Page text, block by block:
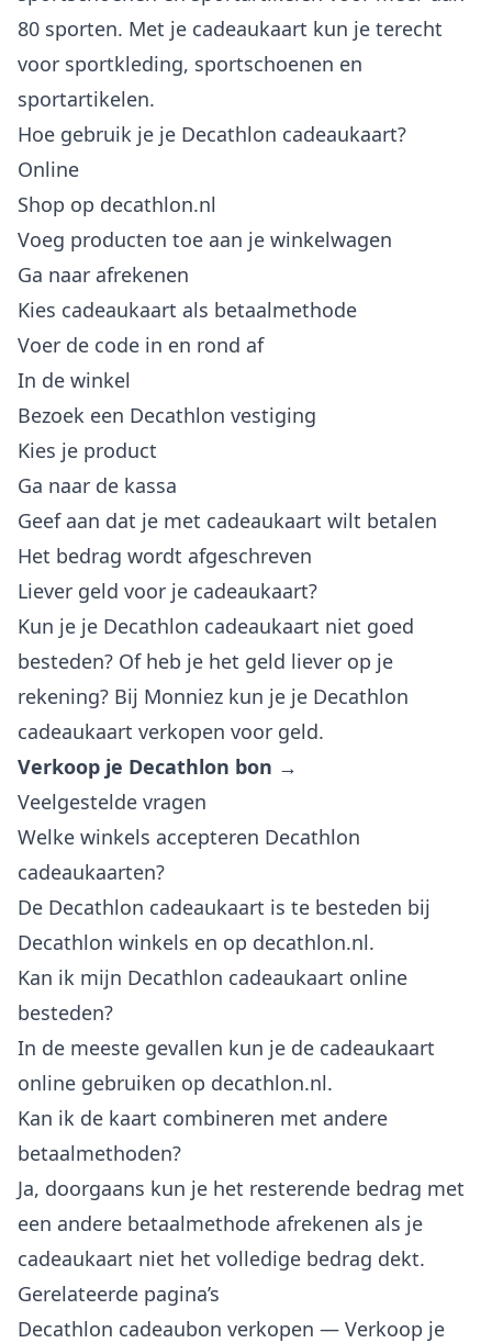
80 sporten. Met je cadeaukaart kun je terecht
voor sportkleding, sportschoenen en
sportartikelen.
Hoe gebruik je je Decathlon cadeaukaart?
Online
Shop op decathlon.nl
Voeg producten toe aan je winkelwagen
Ga naar afrekenen
Kies cadeaukaart als betaalmethode
Voer de code in en rond af
In de winkel
Bezoek een Decathlon vestiging
Kies je product
Ga naar de kassa
Geef aan dat je met cadeaukaart wilt betalen
Het bedrag wordt afgeschreven
Liever geld voor je cadeaukaart?
Kun je je Decathlon cadeaukaart niet goed
besteden? Of heb je het geld liever op je
rekening? Bij Monniez kun je je Decathlon
cadeaukaart verkopen voor geld.
Verkoop je Decathlon bon →
Veelgestelde vragen
Welke winkels accepteren Decathlon
cadeaukaarten?
De Decathlon cadeaukaart is te besteden bij
Decathlon winkels en op decathlon.nl.
Kan ik mijn Decathlon cadeaukaart online
besteden?
In de meeste gevallen kun je de cadeaukaart
online gebruiken op decathlon.nl.
Kan ik de kaart combineren met andere
betaalmethoden?
Ja, doorgaans kun je het resterende bedrag met
een andere betaalmethode afrekenen als je
cadeaukaart niet het volledige bedrag dekt.
Gerelateerde pagina’s
Decathlon cadeaubon verkopen — Verkoop je